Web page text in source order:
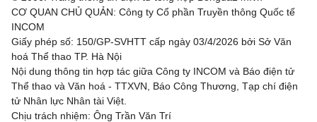
CƠ QUAN CHỦ QUẢN: Công ty Cổ phần Truyền thông Quốc tế
INCOM
Giấy phép số: 150/GP-SVHTT cấp ngày 03/4/2026 bởi Sở Văn
hoá Thể thao TP. Hà Nội
Nội dung thông tin hợp tác giữa Công ty INCOM và Báo điện tử
Thể thao và Văn hoá - TTXVN, Báo Công Thương, Tạp chí điện
tử Nhân lực Nhân tài Việt.
Chịu trách nhiệm: Ông Trần Văn Trí